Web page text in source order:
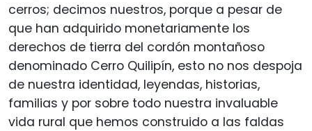
cerros; decimos nuestros, porque a pesar de
que han adquirido monetariamente los
derechos de tierra del cordón montañoso
denominado Cerro Quilipín, esto no nos despoja
de nuestra identidad, leyendas, historias,
familias y por sobre todo nuestra invaluable
vida rural que hemos construido a las faldas